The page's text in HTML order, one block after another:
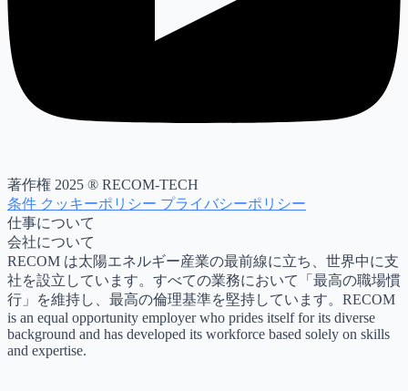
著作権 2025 ® RECOM-TECH
条件 クッキーポリシー プライバシーポリシー
仕事について
会社について
RECOM は太陽エネルギー産業の最前線に立ち、世界中に支
社を設立しています。すべての業務において「最高の職場慣
行」を維持し、最高の倫理基準を堅持しています。RECOM
is an equal opportunity employer who prides itself for its diverse
background and has developed its workforce based solely on skills
and expertise.